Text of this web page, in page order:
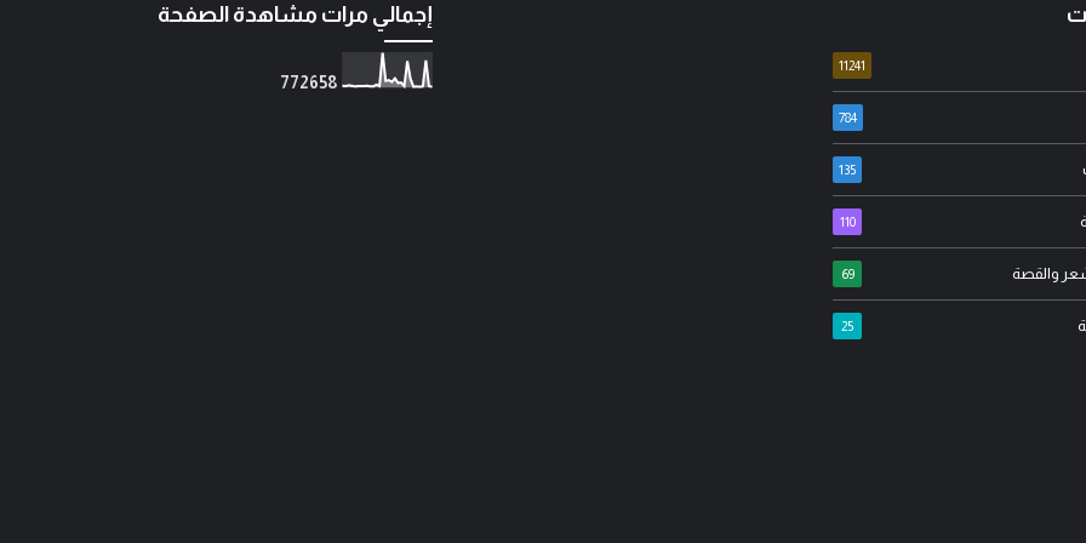
عندما يُستغل علم
لإثارة الفتنة..!
مدونة المرجل
11241
784
135
110
والقصة 69
25
إجمالي مرات مشاهدة الصفحة
772658